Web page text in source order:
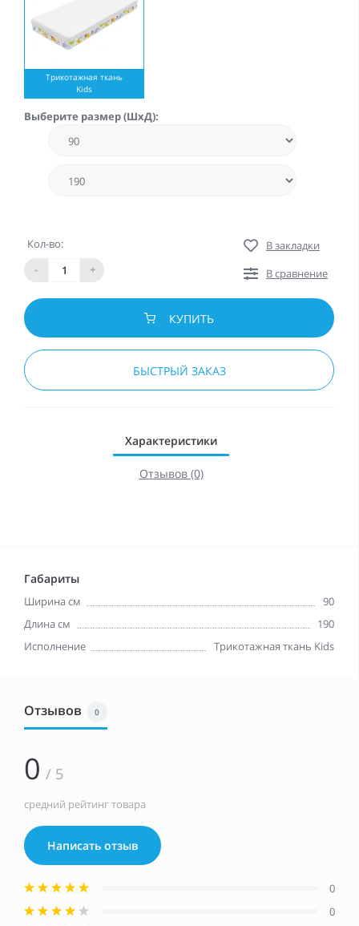
Трикотажная ткань
Kids
Выберите размер (ШхД):
Кол-во:
-
+
В закладки
В сравнение
КУПИТЬ
БЫСТРЫЙ ЗАКАЗ
Характеристики
Отзывов (0)
Габариты
Ширина см
90
Длина см
190
Исполнение
Трикотажная ткань Kids
Отзывов 0
0 / 5
средний рейтинг товара
Написать отзыв
0
0